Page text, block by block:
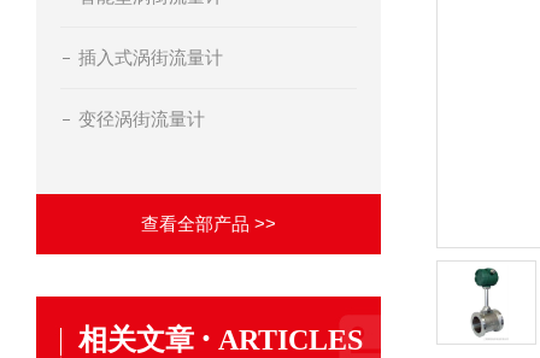
插入式涡街流量计
变径涡街流量计
查看全部产品 >>
相关文章 · ARTICLES